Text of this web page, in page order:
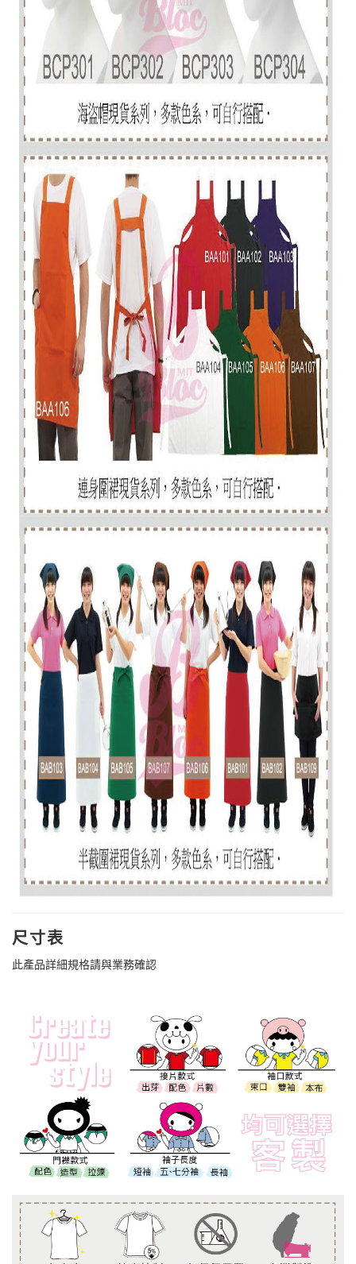
尺寸表
此產品詳細規格請與業務確認